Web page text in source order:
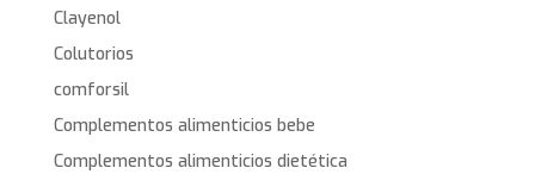
Clayenol
Colutorios
comforsil
Complementos alimenticios bebe
Complementos alimenticios dietética